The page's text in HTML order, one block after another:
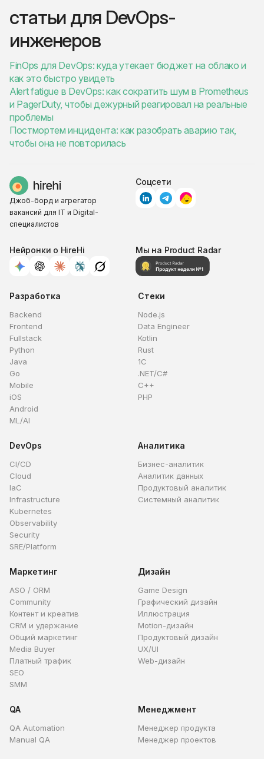
статьи для DevOps-
инженеров
FinOps для DevOps: куда утекает бюджет на облако и
как это быстро увидеть
Alert fatigue в DevOps: как сократить шум в Prometheus
и PagerDuty, чтобы дежурный реагировал на реальные
проблемы
Постмортем инцидента: как разобрать аварию так,
чтобы она не повторилась
Джоб-борд и агрегатор
вакансий для IT и Digital-
специалистов
Соцсети
Нейронки о HireHi Мы на Product Radar
Разработка
Backend
Frontend
Fullstack
Python
Java
Go
Mobile
iOS
Android
ML/AI
Стеки
Node.js
Data Engineer
Kotlin
Rust
1C
.NET/C#
C++
PHP
DevOps
CI/CD
Cloud
IaC
Infrastructure
Kubernetes
Observability
Security
SRE/Platform
Аналитика
Бизнес-аналитик
Аналитик данных
Продуктовый аналитик
Системный аналитик
Маркетинг
ASO / ORM
Community
Контент и креатив
CRM и удержание
Общий маркетинг
Media Buyer
Платный трафик
SEO
SMM
Дизайн
Game Design
Графический дизайн
Иллюстрация
Motion-дизайн
Продуктовый дизайн
UX/UI
Web-дизайн
QA
QA Automation
Manual QA
Менеджмент
Менеджер продукта
Менеджер проектов